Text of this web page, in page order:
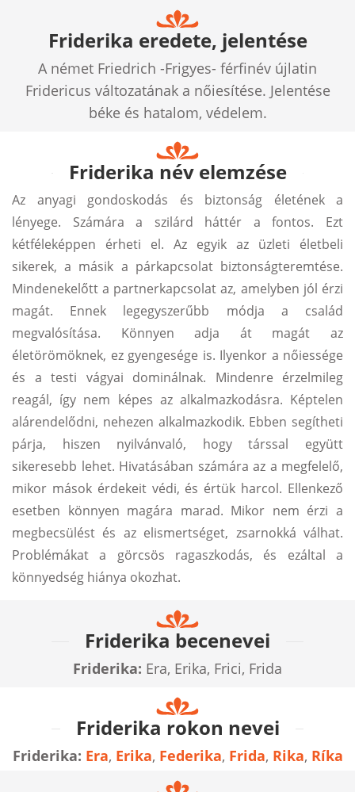
Friderika eredete, jelentése
A német Friedrich -Frigyes- férfinév újlatin
Fridericus változatának a nőiesítése. Jelentése
béke és hatalom, védelem.
Friderika név elemzése
Az anyagi gondoskodás és biztonság életének a
lényege. Számára a szilárd háttér a fontos. Ezt
kétféleképpen érheti el. Az egyik az üzleti életbeli
sikerek, a másik a párkapcsolat biztonságteremtése.
Mindenekelőtt a partnerkapcsolat az, amelyben jól érzi
magát. Ennek legegyszerűbb módja a család
megvalósítása. Könnyen adja át magát az
életörömöknek, ez gyengesége is. Ilyenkor a nőiessége
és a testi vágyai dominálnak. Mindenre érzelmileg
reagál, így nem képes az alkalmazkodásra. Képtelen
alárendelődni, nehezen alkalmazkodik. Ebben segítheti
párja, hiszen nyilvánvaló, hogy társsal együtt
sikeresebb lehet. Hivatásában számára az a megfelelő,
mikor mások érdekeit védi, és értük harcol. Ellenkező
esetben könnyen magára marad. Mikor nem érzi a
megbecsülést és az elismertséget, zsarnokká válhat.
Problémákat a görcsös ragaszkodás, és ezáltal a
könnyedség hiánya okozhat.
Friderika becenevei
Friderika: Era, Erika, Frici, Frida
Friderika rokon nevei
Friderika: Era, Erika, Federika, Frida, Rika, Ríka